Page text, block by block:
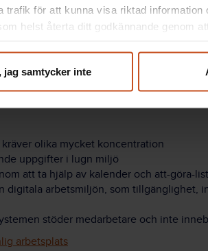
trafik för att kunna visa riktad information
helst återta ditt godkännande genom
jag samtycker inte
god kognitiv ergonomi är arbetsmiljön
som avlastar hjärnan. Exempelvis
olika mycket koncentration
uppgifter i lugn miljö
att ta hjälp av kalender och att-göra-
digitala arbetsmiljön, som tillgänglighet,
stöder medarbetare och inte
arbetsplats